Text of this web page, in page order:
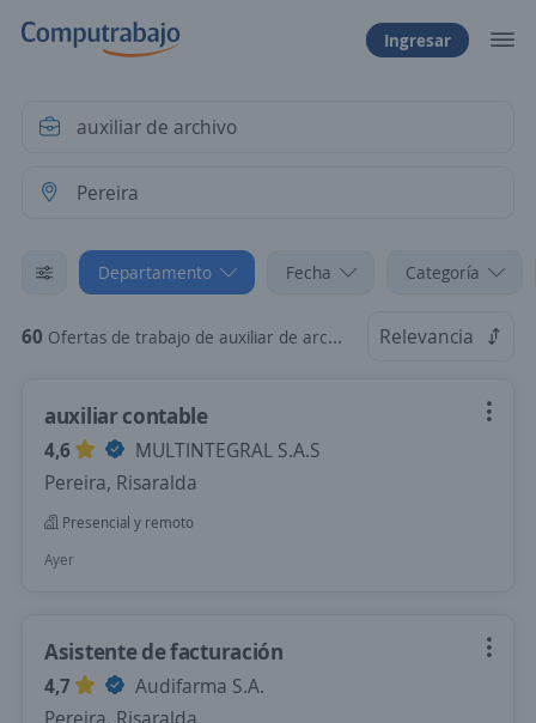
Ingresar
Departamento Fecha Categoría
60 Ofertas de trabajo de auxiliar de archivo en Pereira, Risaralda Relevancia
auxiliar contable
4,6
MULTINTEGRAL S.A.S
Pereira, Risaralda
Presencial y remoto
Ayer
Asistente de facturación
4,7
Audifarma S.A.